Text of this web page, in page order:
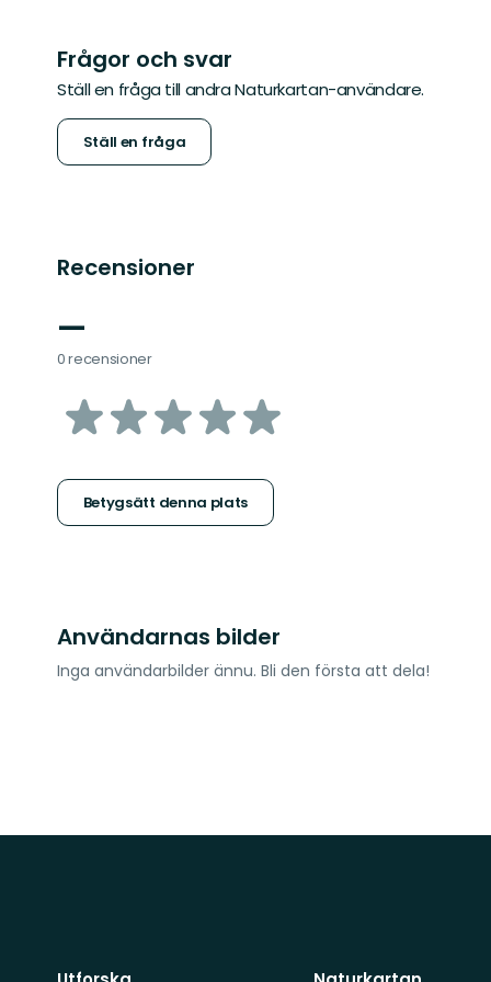
Frågor och svar
Ställ en fråga till andra Naturkartan-användare.
Ställ en fråga
Recensioner
—
0 recensioner
av
stjärnor
Betygsätt denna plats
Användarnas bilder
Inga användarbilder ännu. Bli den första att dela!